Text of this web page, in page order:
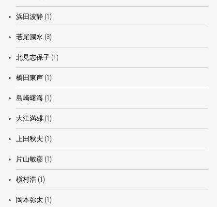
浜田波静(1)
若尾瀾水 (3)
北見志保子(1)
橋田東声(1)
島崎曙海(1)
大江満雄(1)
上田秋夫 (1)
片山敏彦(1)
槇村浩(1)
岡本弥太 (1)